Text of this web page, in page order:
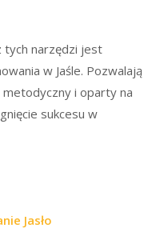
tych narzędzi jest
w Jaśle. Pozwalają
i oparty na
sukcesu w
Jasło